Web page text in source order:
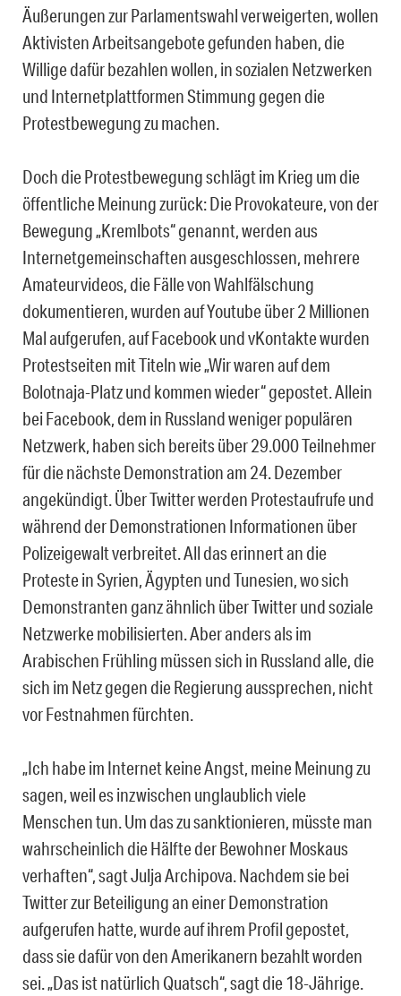
Äußerungen zur Parlamentswahl verweigerten, wollen
Aktivisten Arbeitsangebote gefunden haben, die
Willige dafür bezahlen wollen, in sozialen Netzwerken
und Internetplattformen Stimmung gegen die
Protestbewegung zu machen.
Doch die Protestbewegung schlägt im Krieg um die
öffentliche Meinung zurück: Die Provokateure, von der
Bewegung „Kremlbots“ genannt, werden aus
Internetgemeinschaften ausgeschlossen, mehrere
Amateurvideos, die Fälle von Wahlfälschung
dokumentieren, wurden auf Youtube über 2 Millionen
Mal aufgerufen, auf Facebook und vKontakte wurden
Protestseiten mit Titeln wie „Wir waren auf dem
Bolotnaja-Platz und kommen wieder“ gepostet. Allein
bei Facebook, dem in Russland weniger populären
Netzwerk, haben sich bereits über 29.000 Teilnehmer
für die nächste Demonstration am 24. Dezember
angekündigt. Über Twitter werden Protestaufrufe und
während der Demonstrationen Informationen über
Polizeigewalt verbreitet. All das erinnert an die
Proteste in Syrien, Ägypten und Tunesien, wo sich
Demonstranten ganz ähnlich über Twitter und soziale
Netzwerke mobilisierten. Aber anders als im
Arabischen Frühling müssen sich in Russland alle, die
sich im Netz gegen die Regierung aussprechen, nicht
vor Festnahmen fürchten.
„Ich habe im Internet keine Angst, meine Meinung zu
sagen, weil es inzwischen unglaublich viele
Menschen tun. Um das zu sanktionieren, müsste man
wahrscheinlich die Hälfte der Bewohner Moskaus
verhaften“, sagt Julja Archipova. Nachdem sie bei
Twitter zur Beteiligung an einer Demonstration
aufgerufen hatte, wurde auf ihrem Profil gepostet,
dass sie dafür von den Amerikanern bezahlt worden
sei. „Das ist natürlich Quatsch“, sagt die 18-Jährige.